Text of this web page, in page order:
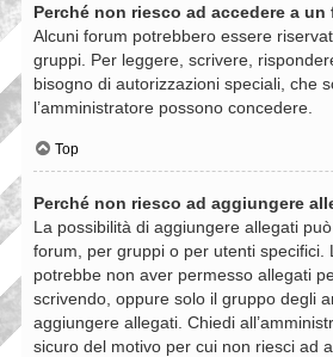
Perché non riesco ad accedere a un
Alcuni forum potrebbero essere
gruppi. Per leggere, scrivere,
bisogno di autorizzazioni speciali, che
l’amministratore possono concedere.
Top
Perché non riesco ad aggiungere
La possibilità di aggiungere allegati
forum, per gruppi o per utenti specifici.
potrebbe non aver permesso allegati
scrivendo, oppure solo il gruppo degli
aggiungere allegati. Chiedi
sicuro del motivo per cui non riesci ad